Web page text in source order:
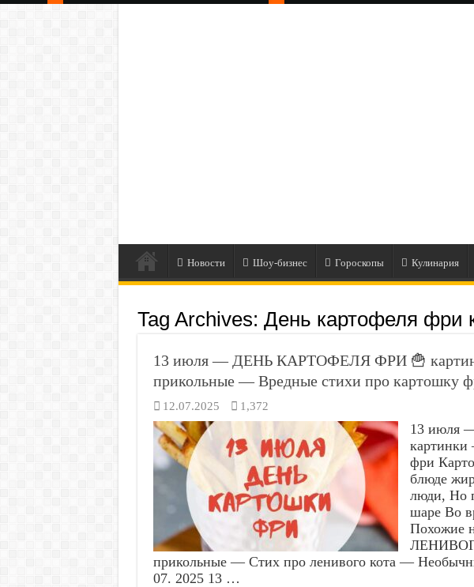
Новости Шоу-бизнес Гороскопы Кулинария
Tag Archives: День картофеля фри
13 июля — ДЕНЬ КАРТОФЕЛЯ ФРИ 🍟
прикольные — Вредные стихи про картошку
12.07.2025 1,372
13 июля
фри
блюде
люди, Но
шаре Во
Похожие
прикольные — Стих про ленивого кота —
07. 2025 13 …